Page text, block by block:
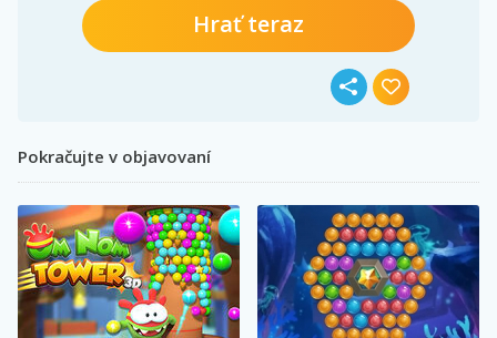
Hrať teraz
Pokračujte v objavovaní